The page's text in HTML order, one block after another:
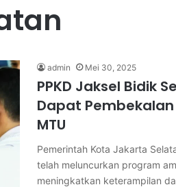
admin Mei 30, 2025
PPKD Jaksel Bidik
Dapat
MTU
Pemerintah Kota Jakarta
telah meluncurkan program
meningkatkan keterampilan